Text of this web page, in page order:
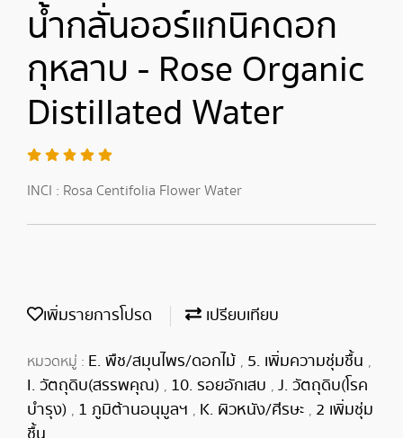
น้ำกลั่นออร์แกนิคดอก
กุหลาบ - Rose Organic
Distillated Water
INCI : Rosa Centifolia Flower Water
เพิ่มรายการโปรด เปรียบเทียบ
หมวดหมู่ : E. พืช/สมุนไพร/ดอกไม้ , 5. เพิ่มความชุ่มชื้น ,
I. วัตถุดิบ(สรรพคุณ) , 10. รอยอักเสบ , J. วัตถุดิบ(โรค
บำรุง) , 1 ภูมิต้านอนุมูลฯ , K. ผิวหนัง/ศีรษะ , 2 เพิ่มชุ่ม